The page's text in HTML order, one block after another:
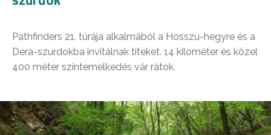
Pathfinders 21. túrája alkalmából a Hosszú-hegyre és a
Dera-szurdokba invitálnak titeket. 14 kilométer és közel
400 méter szintemelkedés vár rátok.